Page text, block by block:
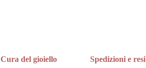
Cura del gioiello Spedizioni e resi